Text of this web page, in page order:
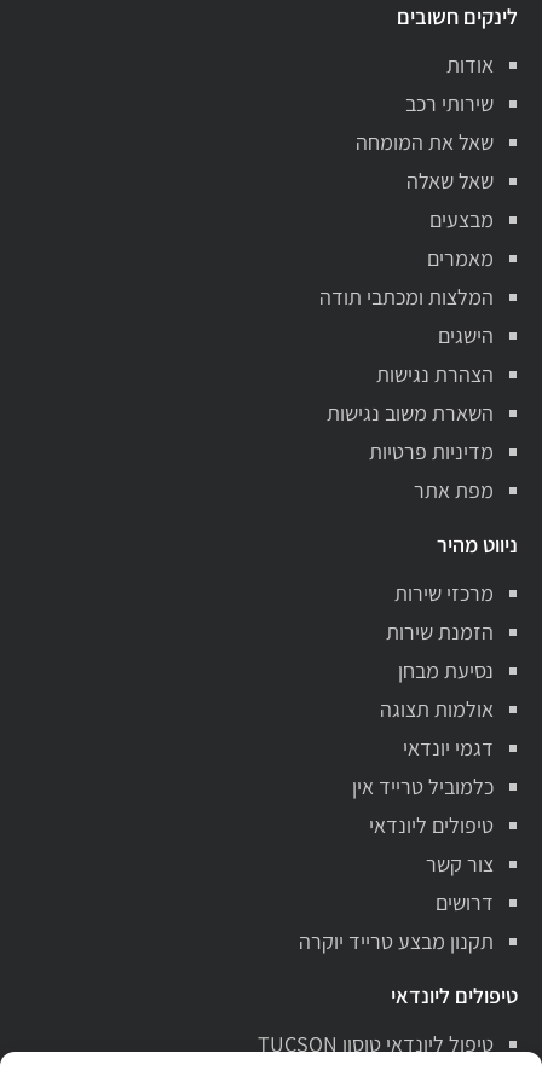
לינקים חשובים
אודות
שירותי רכב
שאל את המומחה
שאל שאלה
מבצעים
מאמרים
המלצות ומכתבי תודה
הישגים
הצהרת נגישות
השארת משוב נגישות
מדיניות פרטיות
מפת אתר
ניווט מהיר
מרכזי שירות
הזמנת שירות
נסיעת מבחן
אולמות תצוגה
דגמי יונדאי
כלמוביל טרייד אין
טיפולים ליונדאי
צור קשר
דרושים
תקנון מבצע טרייד יוקרה
טיפולים ליונדאי
טיפול ליונדאי טוסון TUCSON